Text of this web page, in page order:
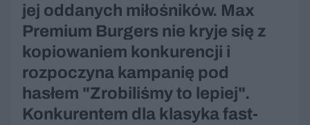
jej oddanych miłośników. Max
Premium Burgers nie kryje się z
kopiowaniem konkurencji i
rozpoczyna kampanię pod
hasłem "Zrobiliśmy to lepiej".
Konkurentem dla klasyka fast-